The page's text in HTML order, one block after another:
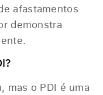
afastamentos
demonstra
mas o PDI é uma